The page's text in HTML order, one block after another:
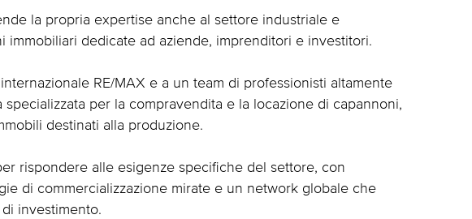
la propria expertise anche al settore industriale e
immobiliari dedicate ad aziende, imprenditori e investitori.
RE/MAX e a un team di professionisti altamente
per la compravendita e la locazione di capannoni,
destinati alla produzione.
rispondere alle esigenze specifiche del settore, con
di commercializzazione mirate e un network globale che
investimento.